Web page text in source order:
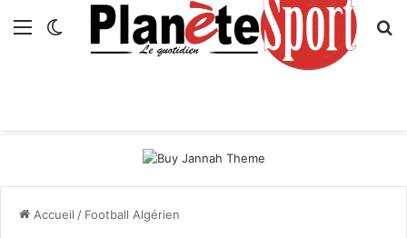
Menu Switch skin
Accueil / Football Algérien